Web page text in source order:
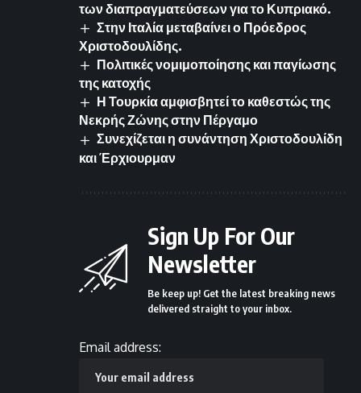
των διαπραγματεύσεων για το Κυπριακό.
Στην Ιταλία μεταβαίνει ο Πρόεδρος
Χριστοδουλίδης.
Πολιτικές νομιμοποίησης και παγίωσης
της κατοχής
Η Τουρκία αμφισβητεί το καθεστώς της
Νεκρής Ζώνης στην Πέργαμο
Συνεχίζεται η συνάντηση Χριστοδουλίδη
και Έρχιουρμαν
Sign Up For Our
Newsletter
Be keep up! Get the latest breaking news
delivered straight to your inbox.
Email address: